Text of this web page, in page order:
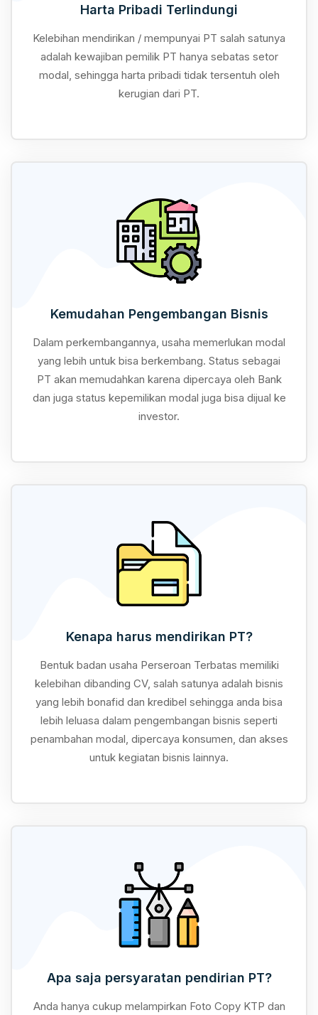
Harta Pribadi Terlindungi
Kelebihan mendirikan / mempunyai PT salah satunya
adalah kewajiban pemilik PT hanya sebatas setor
modal, sehingga harta pribadi tidak tersentuh oleh
kerugian dari PT.
Kemudahan Pengembangan Bisnis
Dalam perkembangannya, usaha memerlukan modal
yang lebih untuk bisa berkembang. Status sebagai
PT akan memudahkan karena dipercaya oleh Bank
dan juga status kepemilikan modal juga bisa dijual ke
investor.
Kenapa harus mendirikan PT?
Bentuk badan usaha Perseroan Terbatas memiliki
kelebihan dibanding CV, salah satunya adalah bisnis
yang lebih bonafid dan kredibel sehingga anda bisa
lebih leluasa dalam pengembangan bisnis seperti
penambahan modal, dipercaya konsumen, dan akses
untuk kegiatan bisnis lainnya.
Apa saja persyaratan pendirian PT?
Anda hanya cukup melampirkan Foto Copy KTP dan